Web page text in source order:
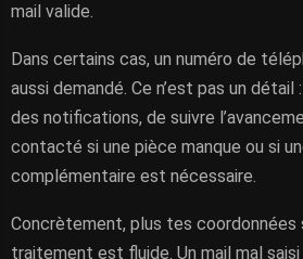
mail valide.
Dans certains cas, un numéro de
aussi demandé. Ce n’est pas un
des notifications, de suivre
contacté si une pièce manque ou si
complémentaire est nécessaire.
Concrètement, plus tes
traitement est fluide. Un mail mal saisi